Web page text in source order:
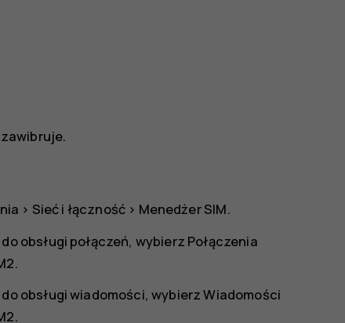
> Sieć i łączność > Menedżer SIM.
obsługi połączeń, wybierz Połączenia
.
obsługi wiadomości, wybierzWiadomości
.